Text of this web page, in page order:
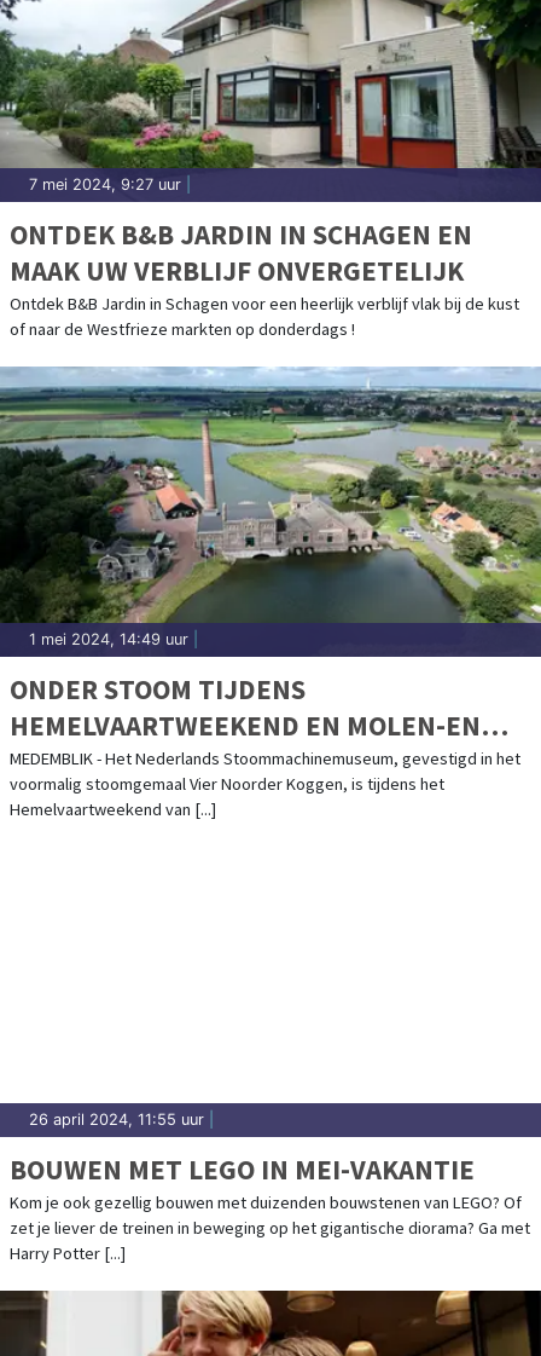
7 mei 2024, 9:27 uur
ONTDEK B&B JARDIN IN SCHAGEN EN
MAAK UW VERBLIJF ONVERGETELIJK
Ontdek B&B Jardin in Schagen voor een heerlijk verblijf vlak bij de kust
of naar de Westfrieze markten op donderdags !
1 mei 2024, 14:49 uur
ONDER STOOM TIJDENS
HEMELVAARTWEEKEND EN MOLEN-EN
GEMALENWEEKEND
MEDEMBLIK - Het Nederlands Stoommachinemuseum, gevestigd in het
voormalig stoomgemaal Vier Noorder Koggen, is tijdens het
Hemelvaartweekend van [...]
26 april 2024, 11:55 uur
BOUWEN MET LEGO IN MEI-VAKANTIE
Kom je ook gezellig bouwen met duizenden bouwstenen van LEGO? Of
zet je liever de treinen in beweging op het gigantische diorama? Ga met
Harry Potter [...]